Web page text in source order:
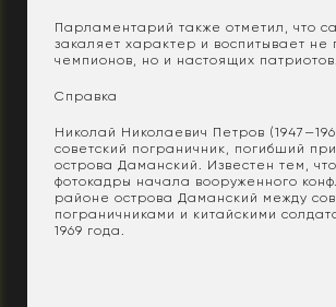
Парламентарий также отметил, что
закаляет характер и воспитывает не
чемпионов, но и настоящих патриотов.
Справка
Николай Николаевич Петров
советский пограничник, погибший
острова Даманский. Известен тем,
фотокадры начала вооруженного
районе острова Даманский между
пограничниками и китайскими
1969 года.